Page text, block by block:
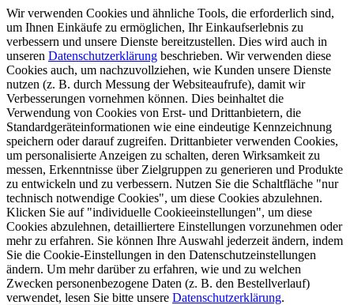
Wir verwenden Cookies und ähnliche Tools, die erforderlich sind,
um Ihnen Einkäufe zu ermöglichen, Ihr Einkaufserlebnis zu
verbessern und unsere Dienste bereitzustellen. Dies wird auch in
unseren Datenschutzerklärung beschrieben. Wir verwenden diese
Cookies auch, um nachzuvollziehen, wie Kunden unsere Dienste
nutzen (z. B. durch Messung der Websiteaufrufe), damit wir
Verbesserungen vornehmen können. Dies beinhaltet die
Verwendung von Cookies von Erst- und Drittanbietern, die
Standardgeräteinformationen wie eine eindeutige Kennzeichnung
speichern oder darauf zugreifen. Drittanbieter verwenden Cookies,
um personalisierte Anzeigen zu schalten, deren Wirksamkeit zu
messen, Erkenntnisse über Zielgruppen zu generieren und Produkte
zu entwickeln und zu verbessern. Nutzen Sie die Schaltfläche "nur
technisch notwendige Cookies", um diese Cookies abzulehnen.
Klicken Sie auf "individuelle Cookieeinstellungen", um diese
Cookies abzulehnen, detailliertere Einstellungen vorzunehmen oder
mehr zu erfahren. Sie können Ihre Auswahl jederzeit ändern, indem
Sie die Cookie-Einstellungen in den Datenschutzeinstellungen
ändern. Um mehr darüber zu erfahren, wie und zu welchen
Zwecken personenbezogene Daten (z. B. den Bestellverlauf)
verwendet, lesen Sie bitte unsere Datenschutzerklärung.